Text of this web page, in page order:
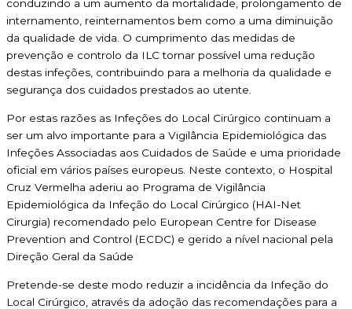
conduzindo a um aumento da mortalidade, prolongamento de
internamento, reinternamentos bem como a uma diminuição
da qualidade de vida. O cumprimento das medidas de
prevenção e controlo da ILC tornar possível uma redução
destas infeções, contribuindo para a melhoria da qualidade e
segurança dos cuidados prestados ao utente.
Por estas razões as Infeções do Local Cirúrgico continuam a
ser um alvo importante para a Vigilância Epidemiológica das
Infeções Associadas aos Cuidados de Saúde e uma prioridade
oficial em vários países europeus. Neste contexto, o Hospital
Cruz Vermelha aderiu ao Programa de Vigilância
Epidemiológica da Infeção do Local Cirúrgico (HAI-Net
Cirurgia) recomendado pelo European Centre for Disease
Prevention and Control (ECDC) e gerido a nível nacional pela
Direção Geral da Saúde
Pretende-se deste modo reduzir a incidência da Infeção do
Local Cirúrgico, através da adoção das recomendações para a